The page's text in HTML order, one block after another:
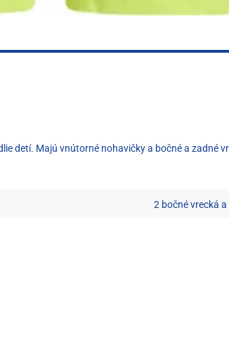
detí. Majú vnútorné nohavičky a bočné a zadné
2 bočné vrecká